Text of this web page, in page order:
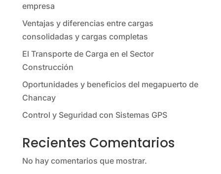
empresa
Ventajas y diferencias entre cargas
consolidadas y cargas completas
El Transporte de Carga en el Sector
Construcción
Oportunidades y beneficios del megapuerto de
Chancay
Control y Seguridad con Sistemas GPS
Recientes Comentarios
No hay comentarios que mostrar.